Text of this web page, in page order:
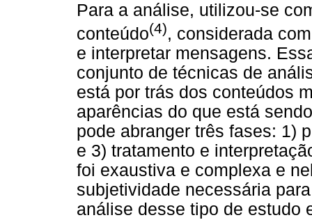
Para a análise, utilizou-se
conteúdo(4), considerada
e interpretar mensagens.
conjunto de técnicas de
está por trás dos conteúdos
aparências do que está
pode abranger três fases: 1)
e 3) tratamento e
foi exaustiva e complexa e
subjetividade necessária
análise desse tipo de estudo